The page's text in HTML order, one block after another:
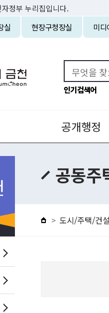
정부 누리집입니다.
실 현장구청장실 미디
인기검색어
공개행정
공동주
도시/주택/건설